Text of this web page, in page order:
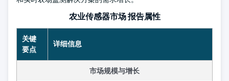
农业传感器市场 报告属性
关键
要点
详细信息
市场规模与增长